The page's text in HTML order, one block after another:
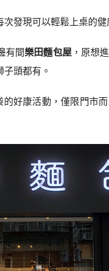
發現可以輕鬆上桌的健
有間樂田麵包屋，原想
頭都有。
好康活動，僅限門市